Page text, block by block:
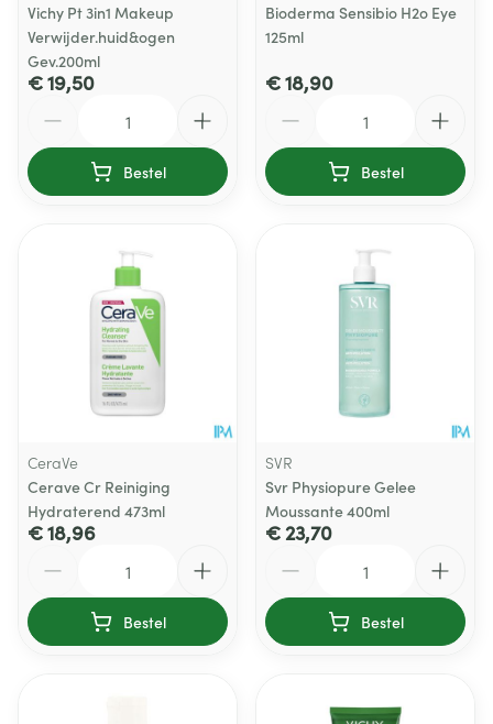
Vichy Pt 3in1 Makeup
Verwijder.huid&ogen
Gev.200ml
€ 19,50
Bestel
Bioderma Sensibio H2o Eye
125ml
€ 18,90
Bestel
CeraVe
Cerave Cr Reiniging
Hydraterend 473ml
€ 18,96
Bestel
SVR
Svr Physiopure Gelee
Moussante 400ml
€ 23,70
Bestel